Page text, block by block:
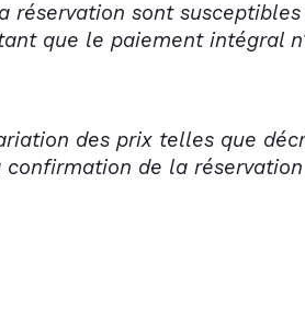
sont
que le paiement intégral
des prix telles que
de la réservation